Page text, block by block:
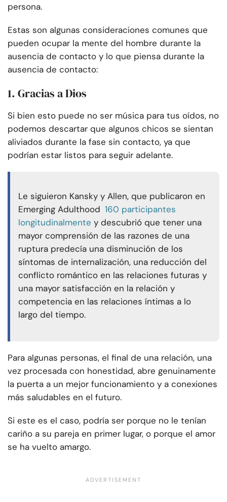
persona.
Estas son algunas consideraciones comunes que
pueden ocupar la mente del hombre durante la
ausencia de contacto y lo que piensa durante la
ausencia de contacto:
1. Gracias a Dios
Si bien esto puede no ser música para tus oídos, no
podemos descartar que algunos chicos se sientan
aliviados durante la fase sin contacto, ya que
podrían estar listos para seguir adelante.
Le siguieron Kansky y Allen, que publicaron en
Emerging Adulthood 160 participantes
longitudinalmente y descubrió que tener una
mayor comprensión de las razones de una
ruptura predecía una disminución de los
síntomas de internalización, una reducción del
conflicto romántico en las relaciones futuras y
una mayor satisfacción en la relación y
competencia en las relaciones íntimas a lo
largo del tiempo.
Para algunas personas, el final de una relación, una
vez procesada con honestidad, abre genuinamente
la puerta a un mejor funcionamiento y a conexiones
más saludables en el futuro.
Si este es el caso, podría ser porque no le tenían
cariño a su pareja en primer lugar, o porque el amor
se ha vuelto amargo.